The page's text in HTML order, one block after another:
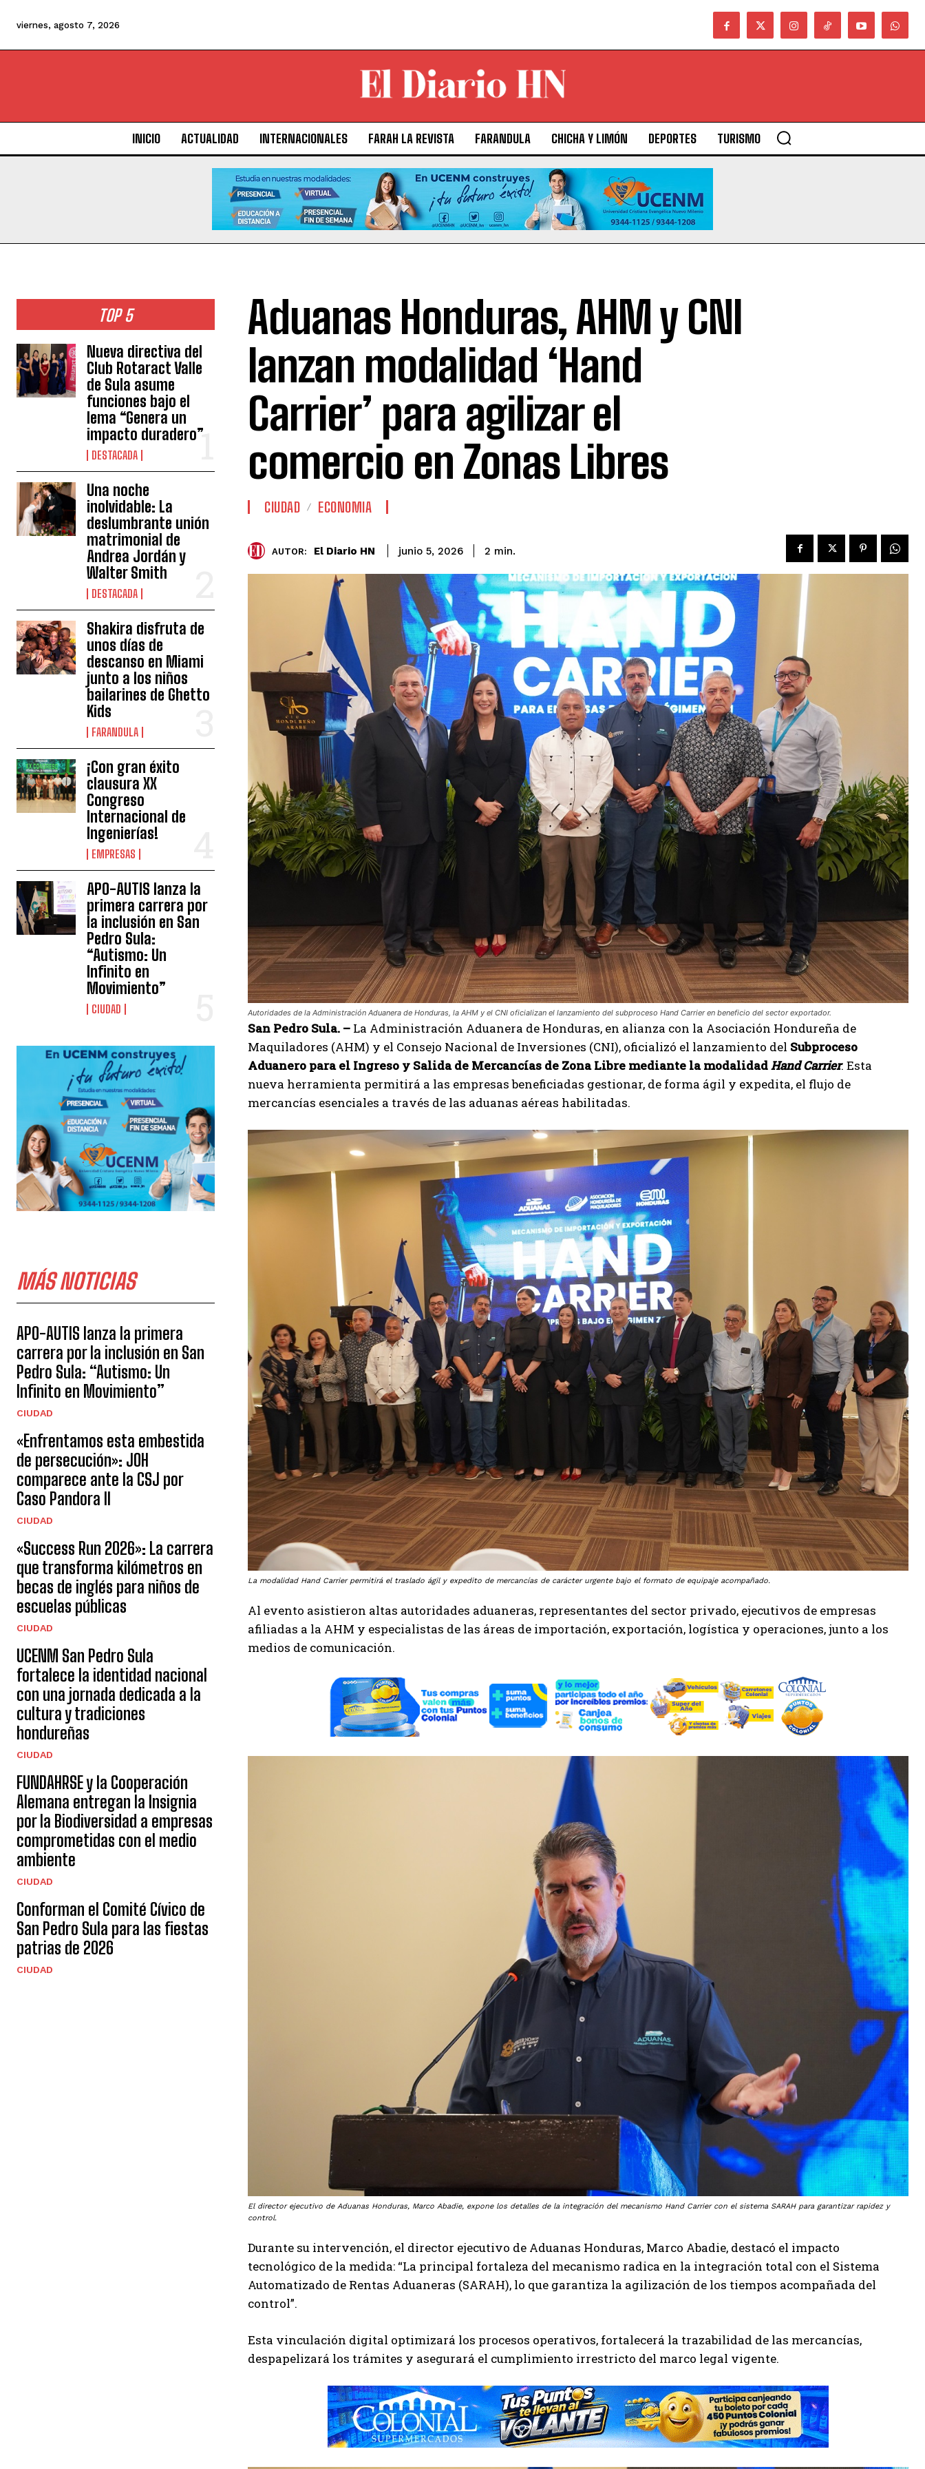
viernes, agosto 7, 2026
INICIO ACTUALIDAD INTERNACIONALES FARAH LA REVISTA FARANDULA CHICHA Y LIMÓN DEPORTES TURISMO
TOP 5
Nueva directiva del
Club Rotaract Valle
de Sula asume
funciones bajo el
lema “Genera un
impacto duradero”
DESTACADA
Una noche
inolvidable: La
deslumbrante unión
matrimonial de
Andrea Jordán y
Walter Smith
DESTACADA
Shakira disfruta de
unos días de
descanso en Miami
junto a los niños
bailarines de Ghetto
Kids
FARANDULA
¡Con gran éxito
clausura XX
Congreso
Internacional de
Ingenierías!
EMPRESAS
APO-AUTIS lanza la
primera carrera por
la inclusión en San
Pedro Sula:
“Autismo: Un
Infinito en
Movimiento”
CIUDAD
MÁS NOTICIAS
APO-AUTIS lanza la primera
carrera por la inclusión en San
Pedro Sula: “Autismo: Un
Infinito en Movimiento”
CIUDAD
«Enfrentamos esta embestida
de persecución»: JOH
comparece ante la CSJ por
Caso Pandora II
CIUDAD
«Success Run 2026»: La carrera
que transforma kilómetros en
becas de inglés para niños de
escuelas públicas
CIUDAD
UCENM San Pedro Sula
fortalece la identidad nacional
con una jornada dedicada a la
cultura y tradiciones
hondureñas
CIUDAD
FUNDAHRSE y la Cooperación
Alemana entregan la Insignia
por la Biodiversidad a empresas
comprometidas con el medio
ambiente
CIUDAD
Conforman el Comité Cívico de
San Pedro Sula para las fiestas
patrias de 2026
CIUDAD
Aduanas Honduras, AHM y CNI
lanzan modalidad ‘Hand
Carrier’ para agilizar el
comercio en Zonas Libres
CIUDAD ECONOMIA
AUTOR: El Diario HN junio 5, 2026 2 min.
Autoridades de la Administración Aduanera de Honduras, la AHM y el CNI oficializan el lanzamiento del subproceso Hand Carrier en beneficio del sector exportador.
San Pedro Sula. – La Administración Aduanera de Honduras, en alianza con la Asociación Hondureña de
Maquiladores (AHM) y el Consejo Nacional de Inversiones (CNI), oficializó el lanzamiento del Subproceso
Aduanero para el Ingreso y Salida de Mercancías de Zona Libre mediante la modalidadHand Carrier. Esta
nueva herramienta permitirá a las empresas beneficiadas gestionar, de forma ágil y expedita, el flujo de
mercancías esenciales a través de las aduanas aéreas habilitadas.
La modalidad Hand Carrier permitirá el traslado ágil y expedito de mercancías de carácter urgente bajo el formato de equipaje acompañado.
Al evento asistieron altas autoridades aduaneras, representantes del sector privado, ejecutivos de empresas
afiliadas a la AHM y especialistas de las áreas de importación, exportación, logística y operaciones, junto a los
medios de comunicación.
El director ejecutivo de Aduanas Honduras, Marco Abadie, expone los detalles de la integración del mecanismo Hand Carrier con el sistema SARAH para garantizar rapidez y
control.
Durante su intervención, el director ejecutivo de Aduanas Honduras, Marco Abadie, destacó el impacto
tecnológico de la medida: “La principal fortaleza del mecanismo radica en la integración total con el Sistema
Automatizado de Rentas Aduaneras (SARAH), lo que garantiza la agilización de los tiempos acompañada del
control”.
Esta vinculación digital optimizará los procesos operativos, fortalecerá la trazabilidad de las mercancías,
despapelizará los trámites y asegurará el cumplimiento irrestricto del marco legal vigente.